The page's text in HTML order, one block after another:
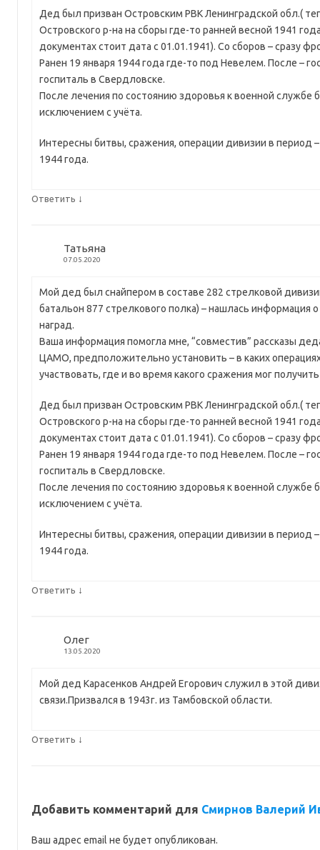
Дед был призван Островским РВК Ленинградской обл.(
Островского р-на на сборы где-то ранней весной 1941
документах стоит дата с 01.01.1941). Со сборов – сразу
Ранен 19 января 1944 года где-то под Невелем. После –
госпиталь в Свердловске.
После лечения по состоянию здоровья к военной службе
исключением с учёта.
Интересны битвы, сражения, операции дивизии в период
1944 года.
Ответить ↓
Татьяна
07.05.2020
Мой дед был снайпером в составе 282 стрелковой
батальон 877 стрелкового полка) – нашлась
наград.
Ваша информация помогла мне, “совместив” рассказы
ЦАМО, предположительно установить – в каких
участвовать, где и во время какого сражения мог
Дед был призван Островским РВК Ленинградской обл.(
Островского р-на на сборы где-то ранней весной 1941
документах стоит дата с 01.01.1941). Со сборов – сразу
Ранен 19 января 1944 года где-то под Невелем. После –
госпиталь в Свердловске.
После лечения по состоянию здоровья к военной службе
исключением с учёта.
Интересны битвы, сражения, операции дивизии в период
1944 года.
Ответить ↓
Олег
13.05.2020
Мой дед Карасенков Андрей Егорович служил в этой
связи.Призвался в 1943г. из Тамбовской области.
Ответить ↓
Добавить комментарий для Смирнов Валерий
Ваш адрес email не будет опубликован.